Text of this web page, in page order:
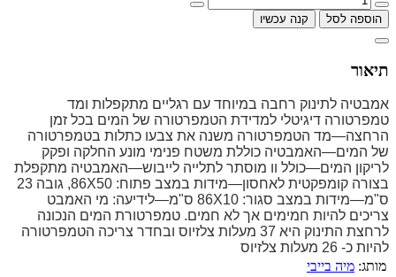
הוספה לסל קנה עכשיו
תיאור
אמבטיה לתינוק רחבה במיוחד עם רגליים מתקפלות ומד
טמפרטורה דיגיטלי למדידת הטמפרטורה של המים בכל זמן
הרחצה—מד הטמפרטורה משנה את צבעו כתלות בטמפרטורה
של המים—האמבטיה כוללת משטח פנימי מונע החלקה ופקק
לריקון המים—כולל וו מוסתר לתלייה לייבוש—האמבטיה מתקפלת
בצורה קומפקטית לאחסון—מידות במצב פתוח: 86X50, גובה 23
ס"מ—מידות במצב סגור: 86X10 ס"מ—לידיעה: מי האמבט
צריכים להיות חמימים אך לא חמים. טמפרטורת המים הנכונה
לרחצת התינוק היא 37 מעלות צלזיוס ובחדר צריכה הטמפרטורה
להיות כ- 26 מעלות צלזיוס
מותג: מיה בייבי